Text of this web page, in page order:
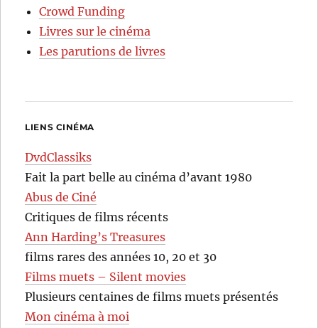
Crowd Funding
Livres sur le cinéma
Les parutions de livres
LIENS CINÉMA
DvdClassiks
Fait la part belle au cinéma d’avant 1980
Abus de Ciné
Critiques de films récents
Ann Harding’s Treasures
films rares des années 10, 20 et 30
Films muets – Silent movies
Plusieurs centaines de films muets présentés
Mon cinéma à moi